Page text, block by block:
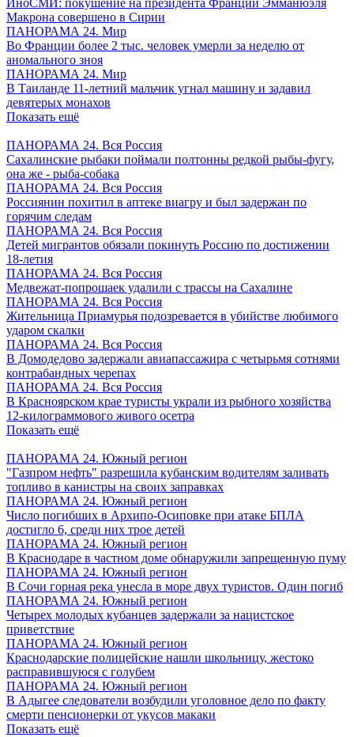
ИноСМИ: покушение на президента Франции Эмманюэля
Макрона совершено в Сирии
ПАНОРАМА 24. Мир
Во Франции более 2 тыс. человек умерли за неделю от
аномального зноя
ПАНОРАМА 24. Мир
В Таиланде 11-летний мальчик угнал машину и задавил
девятерых монахов
Показать ещё
ПАНОРАМА 24. Вся Россия
Сахалинские рыбаки поймали полтонны редкой рыбы-фугу,
она же - рыба-собака
ПАНОРАМА 24. Вся Россия
Россиянин похитил в аптеке виагру и был задержан по
горячим следам
ПАНОРАМА 24. Вся Россия
Детей мигрантов обязали покинуть Россию по достижении
18-летия
ПАНОРАМА 24. Вся Россия
Медвежат-попрошаек удалили с трассы на Сахалине
ПАНОРАМА 24. Вся Россия
Жительница Приамурья подозревается в убийстве любимого
ударом скалки
ПАНОРАМА 24. Вся Россия
В Домодедово задержали авиапассажира с четырьмя сотнями
контрабандных черепах
ПАНОРАМА 24. Вся Россия
В Красноярском крае туристы украли из рыбного хозяйства
12-килограммового живого осетра
Показать ещё
ПАНОРАМА 24. Южный регион
"Газпром нефть" разрешила кубанским водителям заливать
топливо в канистры на своих заправках
ПАНОРАМА 24. Южный регион
Число погибших в Архипо-Осиповке при атаке БПЛА
достигло 6, среди них трое детей
ПАНОРАМА 24. Южный регион
В Краснодаре в частном доме обнаружили запрещенную пуму
ПАНОРАМА 24. Южный регион
В Сочи горная река унесла в море двух туристов. Один погиб
ПАНОРАМА 24. Южный регион
Четырех молодых кубанцев задержали за нацистское
приветствие
ПАНОРАМА 24. Южный регион
Краснодарские полицейские нашли школьницу, жестоко
расправившуюся с голубем
ПАНОРАМА 24. Южный регион
В Адыгее следователи возбудили уголовное дело по факту
смерти пенсионерки от укусов макаки
Показать ещё